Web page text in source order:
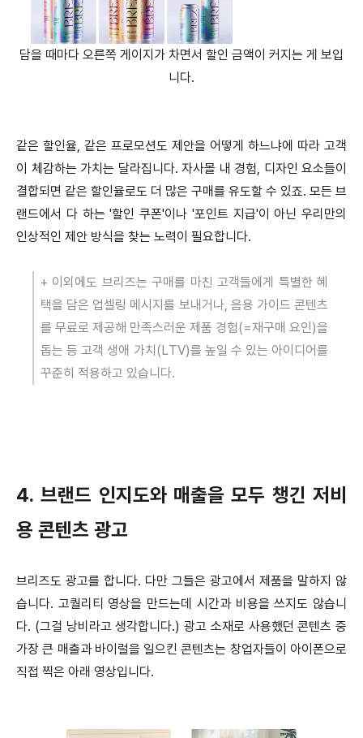
담을 때마다 오른쪽 게이지가 차면서 할인 금액이 커지는 게 보입
니다.
같은 할인율, 같은 프로모션도 제안을 어떻게 하느냐에 따라 고객
이 체감하는 가치는 달라집니다. 자사몰 내 경험, 디자인 요소들이
결합되면 같은 할인율로도 더 많은 구매를 유도할 수 있죠. 모든 브
랜드에서 다 하는 '할인 쿠폰'이나 '포인트 지급'이 아닌 우리만의
인상적인 제안 방식을 찾는 노력이 필요합니다.
+ 이외에도 브리즈는 구매를 마친 고객들에게 특별한 혜
택을 담은 업셀링 메시지를 보내거나, 음용 가이드 콘텐츠
를 무료로 제공해 만족스러운 제품 경험(=재구매 요인)을
돕는 등 고객 생애 가치(LTV)를 높일 수 있는 아이디어를
꾸준히 적용하고 있습니다.
4. 브랜드 인지도와 매출을 모두 챙긴 저비
용 콘텐츠 광고
브리즈도 광고를 합니다. 다만 그들은 광고에서 제품을 말하지 않
습니다. 고퀄리티 영상을 만드는데 시간과 비용을 쓰지도 않습니
다. (그걸 낭비라고 생각합니다.) 광고 소재로 사용했던 콘텐츠 중
가장 큰 매출과 바이럴을 일으킨 콘텐츠는 창업자들이 아이폰으로
직접 찍은 아래 영상입니다.